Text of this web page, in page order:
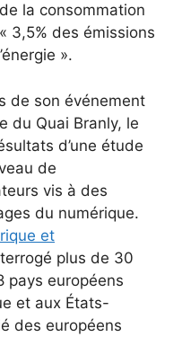
la consommation
3,5% des émissions
».
de son événement
du Quai Branly, le
d’une étude
de
vis à des
du numérique.
et
plus de 30
pays européens
et aux États-
des européens